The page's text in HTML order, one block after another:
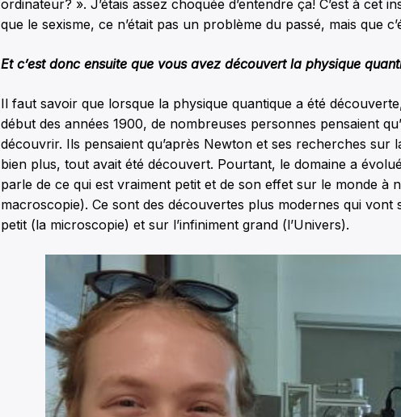
ordinateur? ». J’étais assez choquée d’entendre ça! C’est à cet
que le sexisme, ce n’était pas un problème du passé, mais que
Et c’est donc ensuite que vous avez découvert la physique
Il faut savoir que lorsque la physique quantique a été
début des années 1900, de nombreuses personnes pensaient
découvrir. Ils pensaient qu’après Newton et ses recherches sur
bien plus, tout avait été découvert. Pourtant, le domaine a
parle de ce qui est vraiment petit et de son effet sur le monde à
macroscopie). Ce sont des découvertes plus modernes qui vont
petit (la microscopie) et sur l’infiniment grand (l’Univers).